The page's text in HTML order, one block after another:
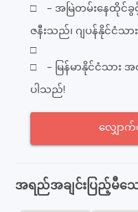
□ - အမြဲတမ်းနေထိုင်ခွင့်
ဇနီးသည်၊ ဂျပန်နိုင်ငံသ
□
□ - မြန်မာနိုင်ငံသား
ပါသည်!
လျှောက်
အရည်အချင်းပြည့်မီသေ